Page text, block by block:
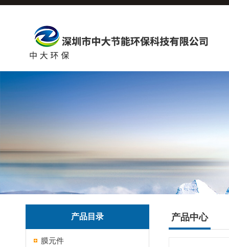
产品目录
膜元件
产品中心